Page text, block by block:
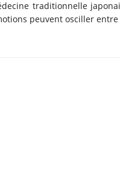
traditionnelle
peuvent osciller entre